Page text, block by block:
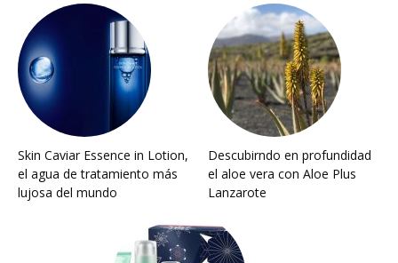
Skin Caviar Essence in Lotion,
el agua de tratamiento más
lujosa del mundo
Descubirndo en profundidad
el aloe vera con Aloe Plus
Lanzarote